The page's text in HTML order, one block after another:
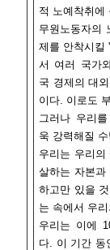
적 노예착취에
무원노동자의
제를 안착시킬
서 여러 국가
국 경제의 대
이다. 이로도
그러나 우리
욱 강력해질 수
우리는 우리
살하는 자본과
하고만 있을
는 속에서 우
우리는 이에
다. 이 기간 동